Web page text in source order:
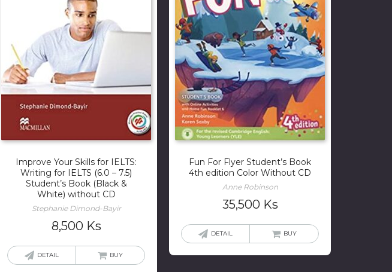
Improve Your Skills for IELTS:
Writing for IELTS (6.0 – 7.5)
Student’s Book (Black &
White) without CD
Stephanie Dimond-Bayir
8,500 Ks
DETAIL BUY
Fun For Flyer Student’s Book
4th edition Color Without CD
Anne Robinson
35,500 Ks
DETAIL BUY